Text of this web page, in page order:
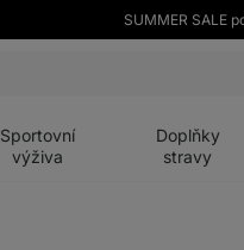
SUMMER SALE
Sportovní
výživa
Doplňky
stravy